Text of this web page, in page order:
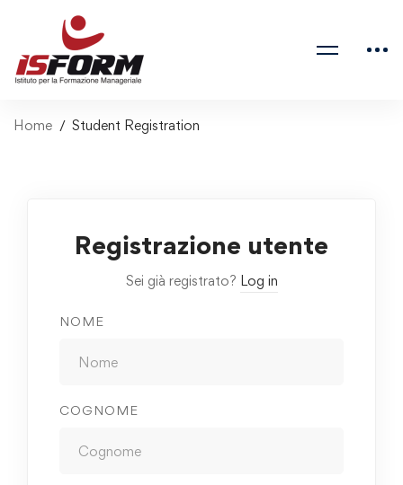
Home Student Registration
Registrazione utente
Sei già registrato? Log in
NOME
COGNOME